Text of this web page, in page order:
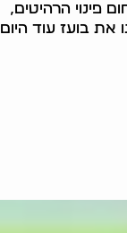
פינוי הרהיטים,
את בועז עוד היום